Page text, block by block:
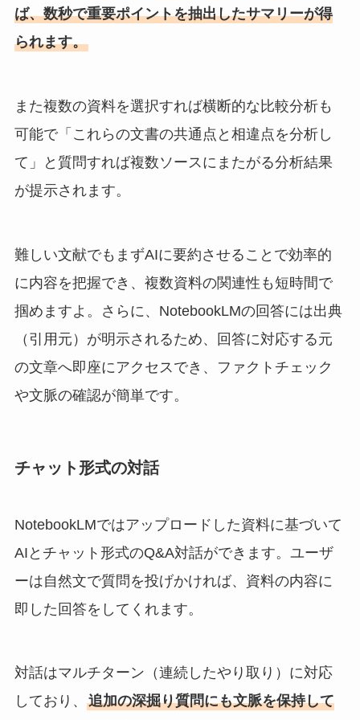
ば、数秒で重要ポイントを抽出したサマリーが得
られます。
また複数の資料を選択すれば横断的な比較分析も
可能で「これらの文書の共通点と相違点を分析し
て」と質問すれば複数ソースにまたがる分析結果
が提示されます。
難しい文献でもまずAIに要約させることで効率的
に内容を把握でき、複数資料の関連性も短時間で
掴めますよ。さらに、NotebookLMの回答には出典
（引用元）が明示されるため、回答に対応する元
の文章へ即座にアクセスでき、ファクトチェック
や文脈の確認が簡単です。
チャット形式の対話
NotebookLMではアップロードした資料に基づいて
AIとチャット形式のQ&A対話ができます。ユーザ
ーは自然文で質問を投げかければ、資料の内容に
即した回答をしてくれます。
対話はマルチターン（連続したやり取り）に対応
しており、 追加の深掘り質問にも文脈を保持して